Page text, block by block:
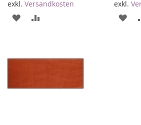
exkl. Versandkosten
ZUR
exkl.
ZUR